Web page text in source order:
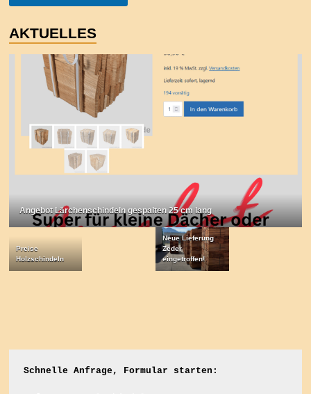
AKTUELLES
Angebot Lärchenschindeln gespalten 25 cm lang
Preise
Holzschindeln
Neue Lieferung
Zeder
eingetroffen!
Schnelle Anfrage, Formular starten: